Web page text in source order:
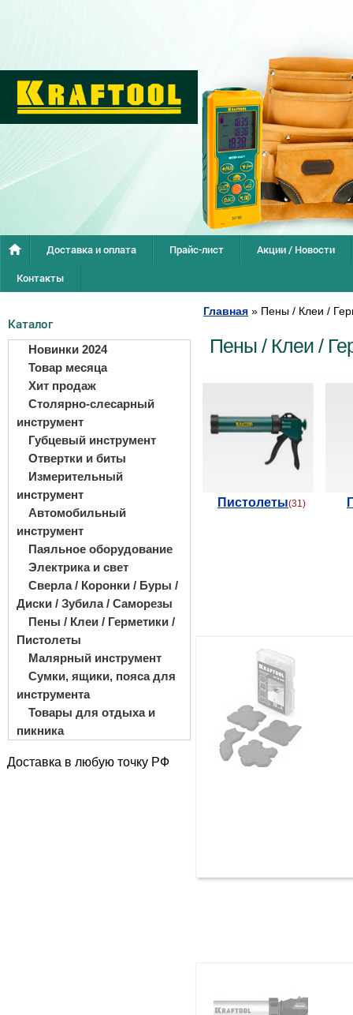
Доставка и оплата Прайс-лист
Акции / Новости
Контакты
Каталог
Новинки 2024
Товар месяца
Хит продаж
Столярно-слесарный
инструмент
Губцевый инструмент
Отвертки и биты
Измерительный
инструмент
Автомобильный
инструмент
Паяльное оборудование
Электрика и свет
Сверла / Коронки / Буры /
Диски / Зубила / Саморезы
Пены / Клеи / Герметики /
Пистолеты
Малярный инструмент
Сумки, ящики, пояса для
инструмента
Товары для отдыха и
пикника
Доставка в любую точку РФ
Главная » Пены / Клеи /
Пены / Клеи /
Пистолеты(31)